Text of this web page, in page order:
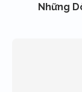
Những